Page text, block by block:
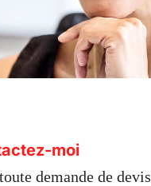
moi
demande de devis